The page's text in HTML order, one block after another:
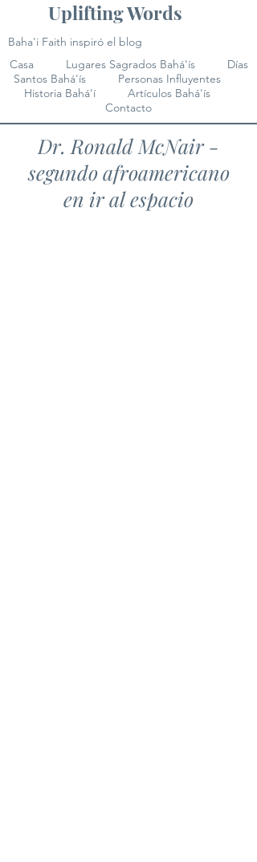
Uplifting Words
Baha'i Faith inspiró el blog
Casa
Lugares Sagrados Bahá'ís
Días
Santos Bahá'ís
Personas Influyentes
Historia Bahá'í
Artículos Bahá'ís
Contacto
Dr. Ronald McNair -
segundo afroamericano
en ir al espacio